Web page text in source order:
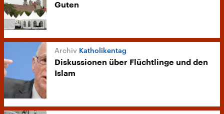
Guten
Katholikentag
Diskussionen über Flüchtlinge und den
Islam